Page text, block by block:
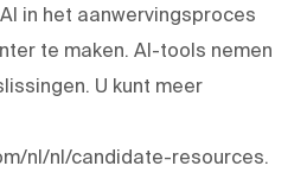
in het aanwervingsproces
te maken. AI-tools nemen
U kunt meer
nl/nl/candidate-resources.